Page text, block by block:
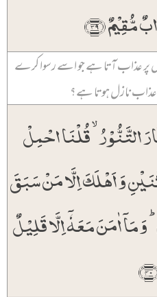
﴿۳۹﴾
کس پر عذاب آتا ہے جو اسے رسوا کرے
عذاب نازل ہوتا ہے؟
التَّنُّوۡرُ ۙ قُلۡنَا احۡمِلۡ
وَ اَہۡلَکَ اِلَّا مَنۡ سَبَقَ
مَاۤ اٰمَنَ مَعَہٗۤ اِلَّا قَلِیۡلٌ